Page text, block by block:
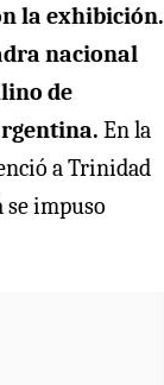
la exhibición.
nacional
de
En la
a Trinidad
se impuso